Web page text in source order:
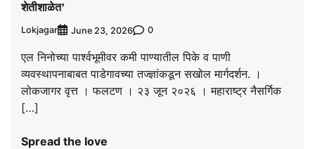
शेतीशाळेत’
Lokjagar June 23, 2026 0
एल निनोच्या पार्श्वभूमीवर कमी पाण्यातील पिके व पाणी
व्यवस्थापनाबाबत पाडेगावच्या तज्ज्ञांकडून सखोल मार्गदर्शन. ।
लोकजागर वृत्त । फलटण । २३ जून २०२६ । महाराष्ट्र नैसर्गिक
[…]
Spread the love